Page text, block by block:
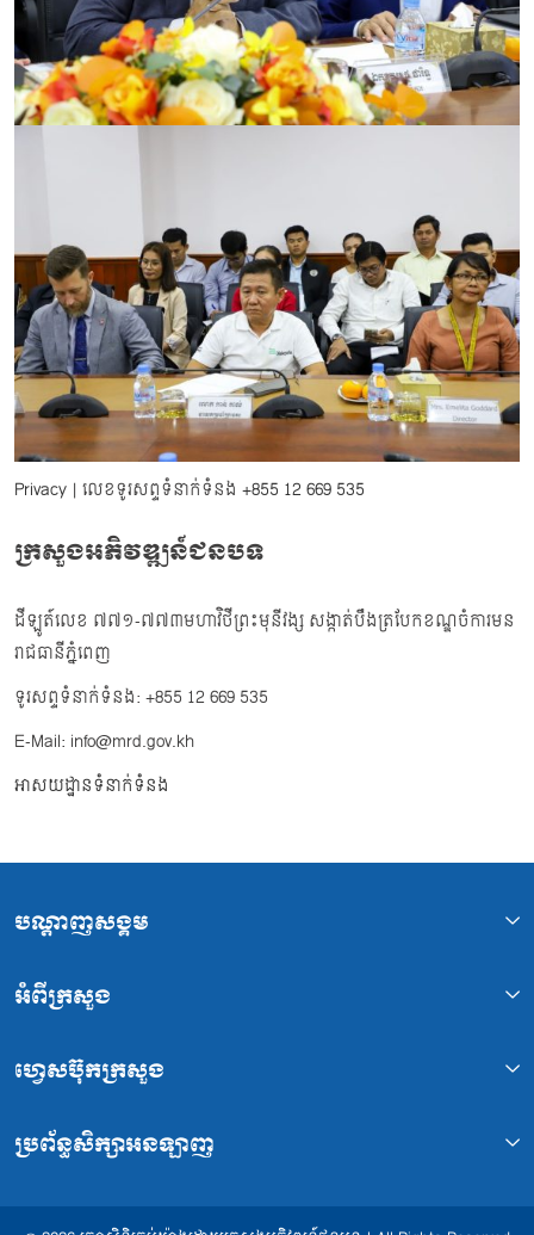
Privacy | លេខទូរសព្ទទំនាក់ទំនង +855 12 669 535
ក្រសួងអភិវឌ្ឍន៍ជនបទ
ដីឡូត៍លេខ ៧៧១-៧៧៣មហាវិថីព្រះមុនីវង្ស សង្កាត់បឹងត្របែកខណ្ឌចំការមន
រាជធានីភ្នំពេញ
ទូរសព្ទទំនាក់ទំនង: +855 12 669 535
E-Mail: info@mrd.gov.kh
អាសយដ្ឋានទំនាក់ទំនង
បណ្ដាញសង្គម
អំពីក្រសួង
ហ្វេសប៊ុកក្រសួង
ប្រព័ន្ធសិក្សាអនឡាញ